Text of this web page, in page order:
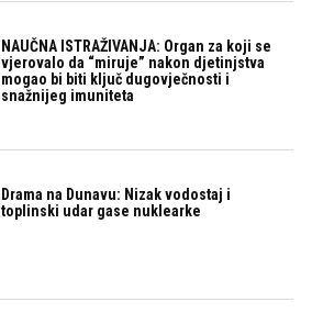
NAUČNA ISTRAŽIVANJA: Organ za koji se
vjerovalo da “miruje” nakon djetinjstva
mogao bi biti ključ dugovječnosti i
snažnijeg imuniteta
Drama na Dunavu: Nizak vodostaj i
toplinski udar gase nuklearke